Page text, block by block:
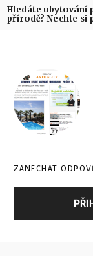
Hledáte ubytování
přírodě? Nechte si
ZANECHAT